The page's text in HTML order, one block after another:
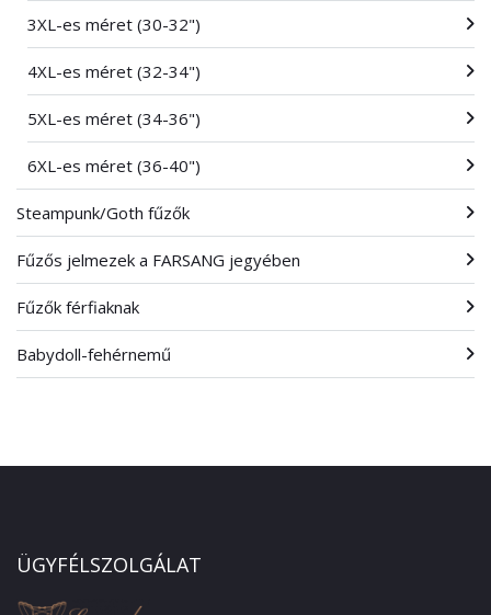
3XL-es méret (30-32")
4XL-es méret (32-34")
5XL-es méret (34-36")
6XL-es méret (36-40")
Steampunk/Goth fűzők
Fűzős jelmezek a FARSANG jegyében
Fűzők férfiaknak
Babydoll-fehérnemű
ÜGYFÉLSZOLGÁLAT